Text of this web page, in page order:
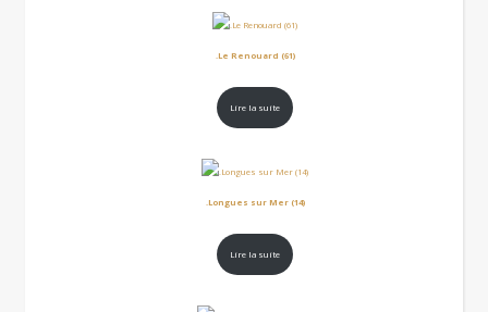
.Le Renouard (61)
Lire la suite
.Longues sur Mer (14)
Lire la suite